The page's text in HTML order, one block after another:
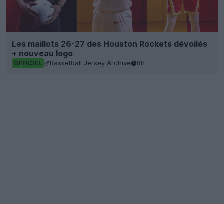
Les maillots 26-27 des Houston Rockets dévoilés
+ nouveau logo
OFFICIEL Basketball Jersey Archive 8h